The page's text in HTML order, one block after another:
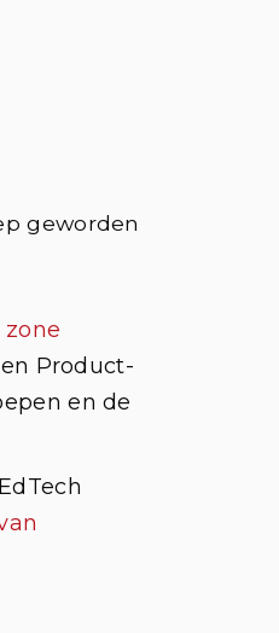
geworden
zone
Product-
en de